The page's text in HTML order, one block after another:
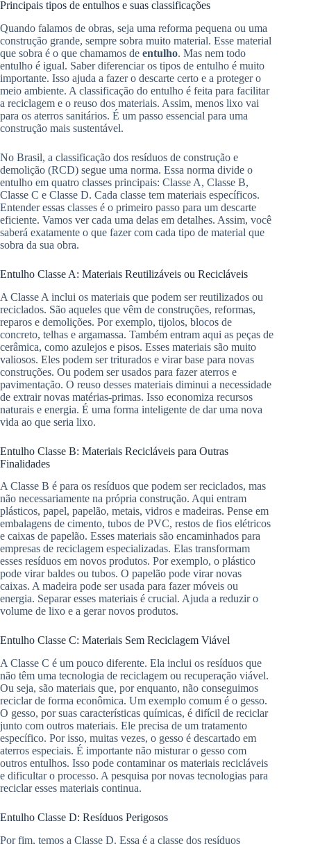
Principais tipos de entulhos e suas classificações
Quando falamos de obras, seja uma reforma pequena ou uma
construção grande, sempre sobra muito material. Esse material
que sobra é o que chamamos de entulho. Mas nem todo
entulho é igual. Saber diferenciar os tipos de entulho é muito
importante. Isso ajuda a fazer o descarte certo e a proteger o
meio ambiente. A classificação do entulho é feita para facilitar
a reciclagem e o reuso dos materiais. Assim, menos lixo vai
para os aterros sanitários. É um passo essencial para uma
construção mais sustentável.
No Brasil, a classificação dos resíduos de construção e
demolição (RCD) segue uma norma. Essa norma divide o
entulho em quatro classes principais: Classe A, Classe B,
Classe C e Classe D. Cada classe tem materiais específicos.
Entender essas classes é o primeiro passo para um descarte
eficiente. Vamos ver cada uma delas em detalhes. Assim, você
saberá exatamente o que fazer com cada tipo de material que
sobra da sua obra.
Entulho Classe A: Materiais Reutilizáveis ou Recicláveis
A Classe A inclui os materiais que podem ser reutilizados ou
reciclados. São aqueles que vêm de construções, reformas,
reparos e demolições. Por exemplo, tijolos, blocos de
concreto, telhas e argamassa. Também entram aqui as peças de
cerâmica, como azulejos e pisos. Esses materiais são muito
valiosos. Eles podem ser triturados e virar base para novas
construções. Ou podem ser usados para fazer aterros e
pavimentação. O reuso desses materiais diminui a necessidade
de extrair novas matérias-primas. Isso economiza recursos
naturais e energia. É uma forma inteligente de dar uma nova
vida ao que seria lixo.
Entulho Classe B: Materiais Recicláveis para Outras
Finalidades
A Classe B é para os resíduos que podem ser reciclados, mas
não necessariamente na própria construção. Aqui entram
plásticos, papel, papelão, metais, vidros e madeiras. Pense em
embalagens de cimento, tubos de PVC, restos de fios elétricos
e caixas de papelão. Esses materiais são encaminhados para
empresas de reciclagem especializadas. Elas transformam
esses resíduos em novos produtos. Por exemplo, o plástico
pode virar baldes ou tubos. O papelão pode virar novas
caixas. A madeira pode ser usada para fazer móveis ou
energia. Separar esses materiais é crucial. Ajuda a reduzir o
volume de lixo e a gerar novos produtos.
Entulho Classe C: Materiais Sem Reciclagem Viável
A Classe C é um pouco diferente. Ela inclui os resíduos que
não têm uma tecnologia de reciclagem ou recuperação viável.
Ou seja, são materiais que, por enquanto, não conseguimos
reciclar de forma econômica. Um exemplo comum é o gesso.
O gesso, por suas características químicas, é difícil de reciclar
junto com outros materiais. Ele precisa de um tratamento
específico. Por isso, muitas vezes, o gesso é descartado em
aterros especiais. É importante não misturar o gesso com
outros entulhos. Isso pode contaminar os materiais recicláveis
e dificultar o processo. A pesquisa por novas tecnologias para
reciclar esses materiais continua.
Entulho Classe D: Resíduos Perigosos
Por fim, temos a Classe D. Essa é a classe dos resíduos